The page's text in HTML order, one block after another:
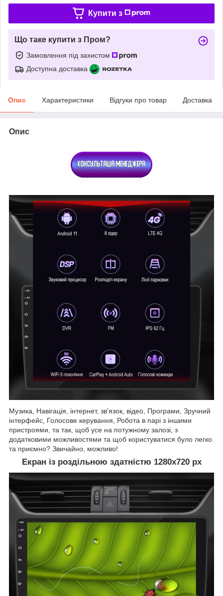
Купити з
Що таке купити з Пром?
Замовлення під захистом
Доступна доставка
Опис Характеристики Відгуки про товар Доставка
Опис
Музика, Навігація, інтернет, зв'язок, відео, Програми, Зручний
інтерфейс, Голосове керування, Робота в парі з іншими
пристроями, та так, щоб усе на потужному залозі, з
додатковими можливостями та щоб користуватися було легко
та приємно? Звичайно, можливо!
Екран із роздільною здатністю 1280х720 рх